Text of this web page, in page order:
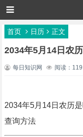
首页 日历 正文
2034年5月14日农
每日知识网 阅读：119
2034年5月14日农历
查询方法